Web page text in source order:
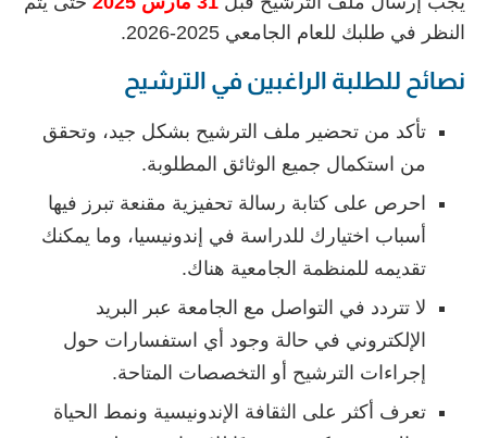
النظر في طلبك للعام الجامعي 2025-2026.
نصائح للطلبة الراغبين في الترشيح
تأكد من تحضير ملف الترشيح بشكل جيد، وتحقق
من استكمال جميع الوثائق المطلوبة.
احرص على كتابة رسالة تحفيزية مقنعة تبرز فيها
أسباب اختيارك للدراسة في إندونيسيا، وما يمكنك
تقديمه للمنظمة الجامعية هناك.
لا تتردد في التواصل مع الجامعة عبر البريد
الإلكتروني في حالة وجود أي استفسارات حول
إجراءات الترشيح أو التخصصات المتاحة.
تعرف أكثر على الثقافة الإندونيسية ونمط الحياة